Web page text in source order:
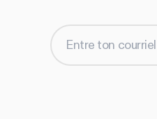
Entre ton courriel